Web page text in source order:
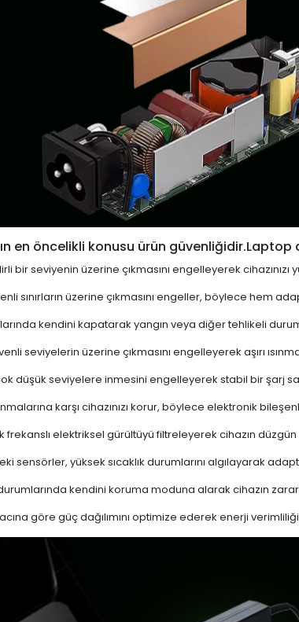
en öncelikli konusu ürün
bir seviyenin üzerine çıkmasını engelleyerek
sınırların üzerine çıkmasını engeller, böylece hem
kendini kapatarak yangın veya diğer tehlikeli
seviyelerin üzerine çıkmasını engelleyerek aşırı
düşük seviyelere inmesini engelleyerek stabil bir şarj
karşı cihazınızı korur, böylece elektronik
frekanslı elektriksel gürültüyü filtreleyerek cihazın düzgün
sensörler, yüksek sıcaklık durumlarını algılayarak
kendini koruma moduna alarak cihazın
göre güç dağılımını optimize ederek enerji